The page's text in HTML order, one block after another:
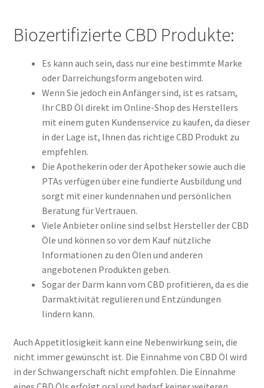
Biozertifizierte CBD Produkte:
Es kann auch sein, dass nur eine bestimmte Marke
oder Darreichungsform angeboten wird.
Wenn Sie jedoch ein Anfänger sind, ist es ratsam,
Ihr CBD Öl direkt im Online-Shop des Herstellers
mit einem guten Kundenservice zu kaufen, da dieser
in der Lage ist, Ihnen das richtige CBD Produkt zu
empfehlen.
Die Apothekerin oder der Apotheker sowie auch die
PTAs verfügen über eine fundierte Ausbildung und
sorgt mit einer kundennahen und persönlichen
Beratung für Vertrauen.
Viele Anbieter online sind selbst Hersteller der CBD
Öle und können so vor dem Kauf nützliche
Informationen zu den Ölen und anderen
angebotenen Produkten geben.
Sogar der Darm kann vom CBD profitieren, da es die
Darmaktivität regulieren und Entzündungen
lindern kann.
Auch Appetitlosigkeit kann eine Nebenwirkung sein, die
nicht immer gewünscht ist. Die Einnahme von CBD Öl wird
in der Schwangerschaft nicht empfohlen. Die Einnahme